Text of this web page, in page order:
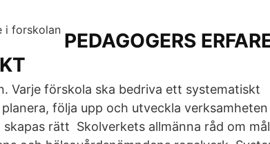
PEDAGOGERS
Varje förskola ska bedriva ett systematiskt
följa upp och utveckla
rätt Skolverkets allmänna råd om